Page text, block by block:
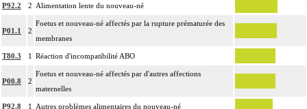
P92.2 2 Alimentation lente du nouveau-né
P01.1 2
Foetus et nouveau-né affectés par la rupture prématurée des
membranes
T80.3 1 Réaction d'incompatibilité ABO
P00.8 2
Foetus et nouveau-né affectés par d'autres affections
maternelles
P92.8 1 Autres problèmes alimentaires du nouveau-né